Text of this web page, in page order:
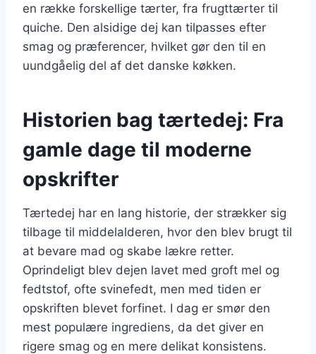
en række forskellige tærter, fra frugttærter til
quiche. Den alsidige dej kan tilpasses efter
smag og præferencer, hvilket gør den til en
uundgåelig del af det danske køkken.
Historien bag tærtedej: Fra
gamle dage til moderne
opskrifter
Tærtedej har en lang historie, der strækker sig
tilbage til middelalderen, hvor den blev brugt til
at bevare mad og skabe lækre retter.
Oprindeligt blev dejen lavet med groft mel og
fedtstof, ofte svinefedt, men med tiden er
opskriften blevet forfinet. I dag er smør den
mest populære ingrediens, da det giver en
rigere smag og en mere delikat konsistens.